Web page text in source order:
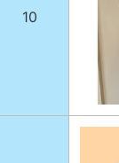
10